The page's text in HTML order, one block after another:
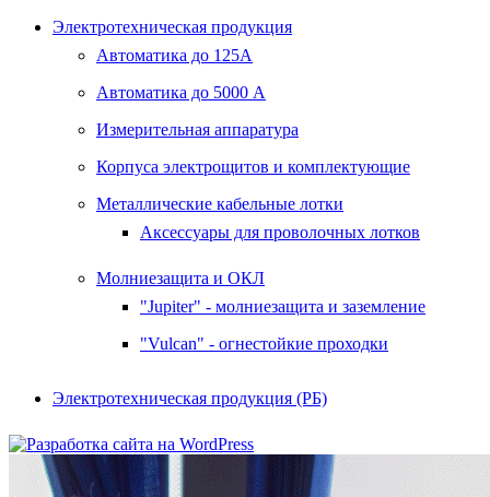
Электротехническая продукция
Автоматика до 125А
Автоматика до 5000 А
Измерительная аппаратура
Корпуса электрощитов и комплектующие
Металлические кабельные лотки
Аксессуары для проволочных лотков
Молниезащита и ОКЛ
"Jupiter" - молниезащита и заземление
"Vulcan" - огнестойкие проходки
Электротехническая продукция (РБ)